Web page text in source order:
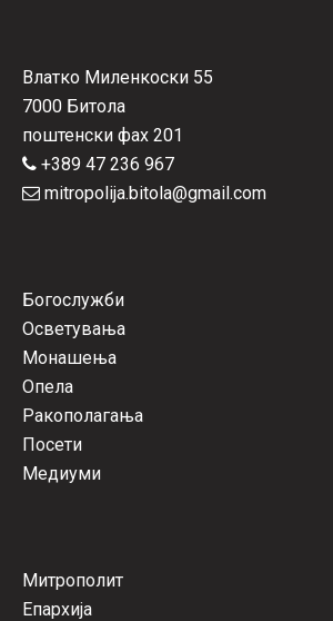
Влатко Миленкоски 55
7000 Битола
поштенски фах 201
+389 47 236 967
mitropolija.bitola@gmail.com
Богослужби
Осветувања
Монашења
Опела
Ракополагања
Посети
Медиуми
Митрополит
Епархија